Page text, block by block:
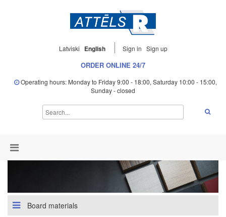
Latviski English Sign in Sign up
ORDER ONLINE 24/7
Operating hours: Monday to Friday 9:00 - 18:00, Saturday 10:00 - 15:00,
Sunday - closed
Board materials